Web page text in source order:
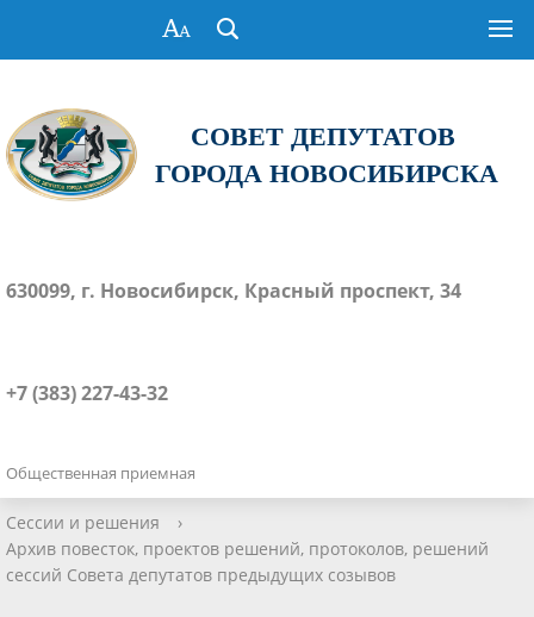
СОВЕТ ДЕПУТАТОВ
ГОРОДА НОВОСИБИРСКА
630099, г. Новосибирск, Красный проспект, 34
+7 (383) 227-43-32
Общественная приемная
Сессии и решения
›
Архив повесток, проектов решений, протоколов, решений
сессий Совета депутатов предыдущих созывов